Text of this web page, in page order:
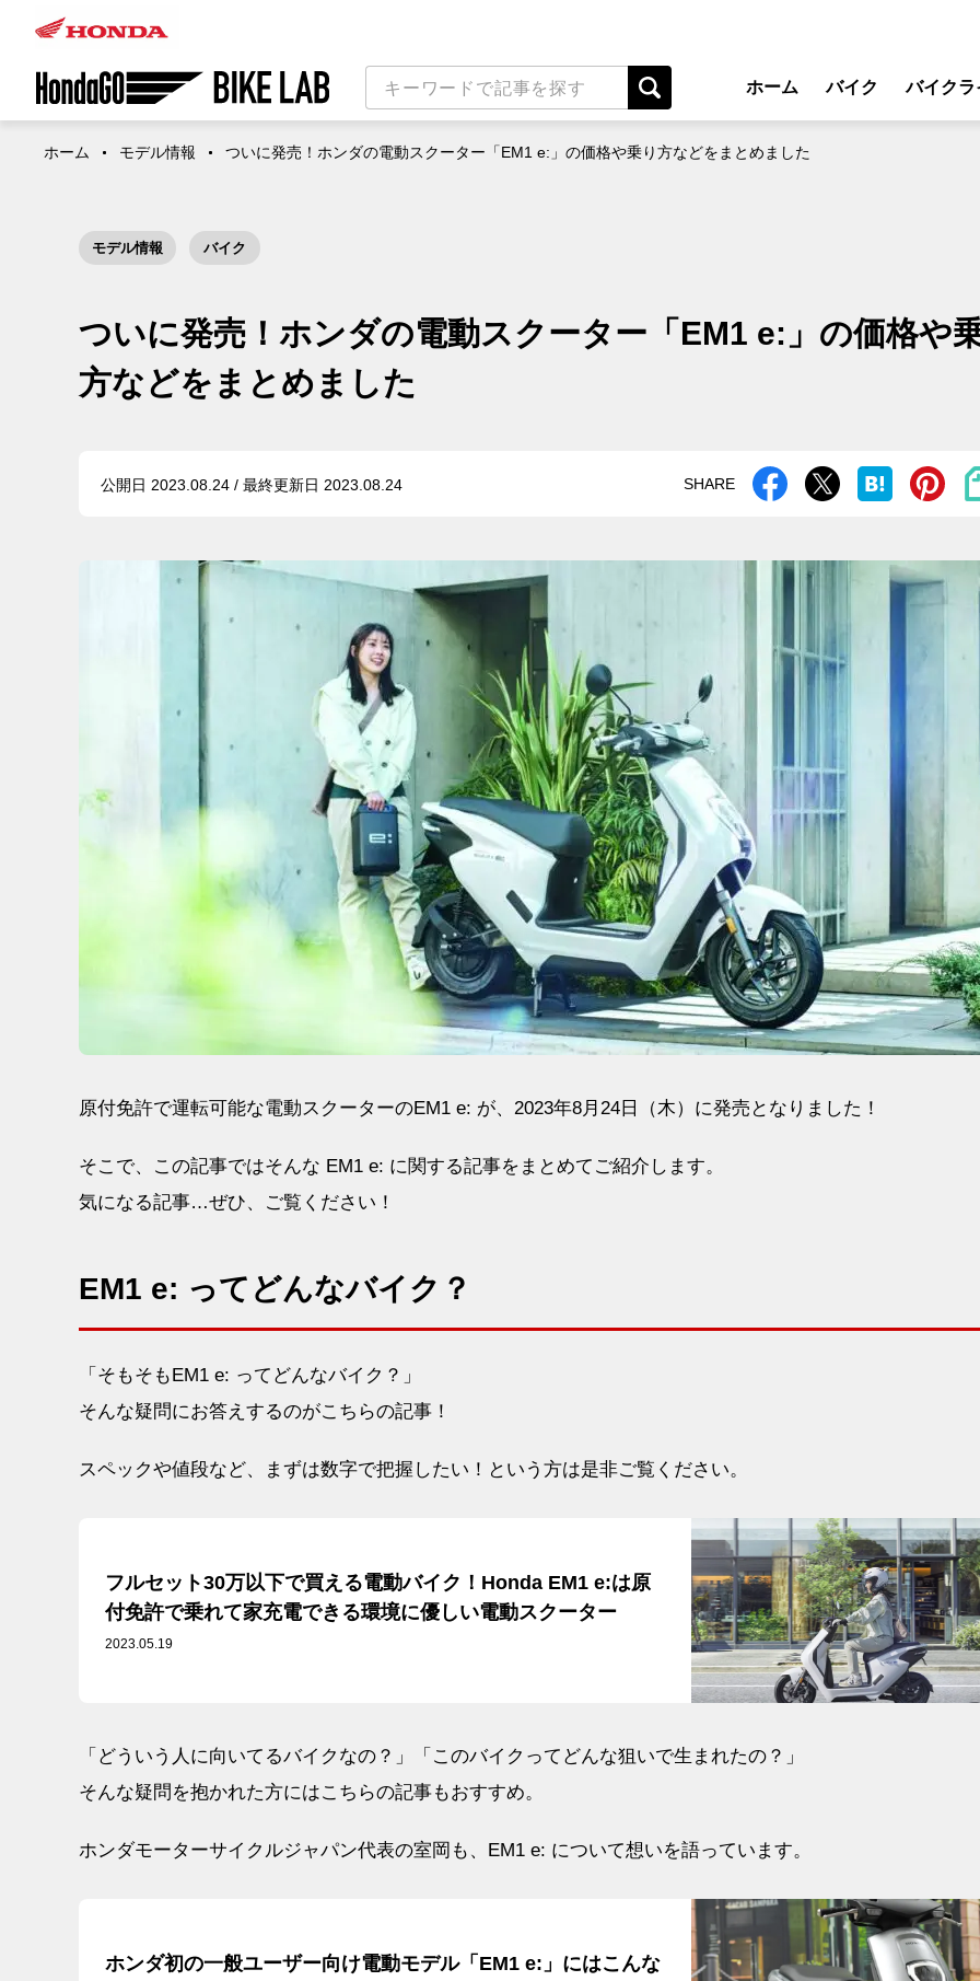
ホーム バイク
ビジネス
バイクラ
レンタル
ホーム モデル情報 ついに発売！ホンダの電動スクーター「EM1 e:」の価格や乗り方などをまとめました
モデル情報 バイク
ついに発売！ホンダの電動スクーター「EM1 e:」の価格や
方などをまとめました
公開日 2023.08.24 / 最終更新日 2023.08.24 SHARE
原付免許で運転可能な電動スクーターのEM1 e: が、2023年8月24日（木）に発売となりました！
そこで、この記事ではそんな EM1 e: に関する記事をまとめてご紹介します。
気になる記事…ぜひ、ご覧ください！
EM1 e: ってどんなバイク？
「そもそもEM1 e: ってどんなバイク？」
そんな疑問にお答えするのがこちらの記事！
スペックや値段など、まずは数字で把握したい！という方は是非ご覧ください。
フルセット30万以下で買える電動バイク！Honda EM1 e:は原
付免許で乗れて家充電できる環境に優しい電動スクーター
2023.05.19
「どういう人に向いてるバイクなの？」「このバイクってどんな狙いで生まれたの？」
そんな疑問を抱かれた方にはこちらの記事もおすすめ。
ホンダモーターサイクルジャパン代表の室岡も、EM1 e: について想いを語っています。
ホンダ初の一般ユーザー向け電動モデル「EM1 e:」にはこんな